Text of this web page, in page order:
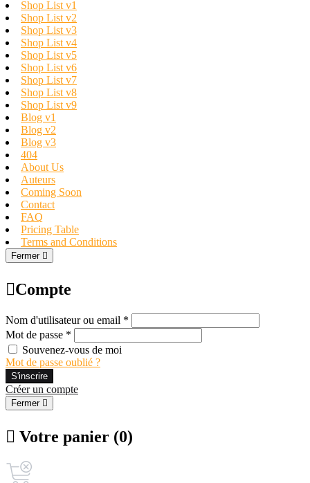
Shop List v1
Shop List v2
Shop List v3
Shop List v4
Shop List v5
Shop List v6
Shop List v7
Shop List v8
Shop List v9
Blog v1
Blog v2
Blog v3
404
About Us
Auteurs
Coming Soon
Contact
FAQ
Pricing Table
Terms and Conditions
Fermer
Compte
Nom d'utilisateur ou email *
Mot de passe *
Souvenez-vous de moi
Mot de passe oublié ?
S'inscrire
Créer un compte
Fermer
Votre panier (0)